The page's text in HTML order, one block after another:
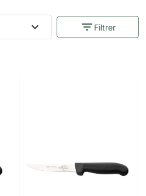
expand_more filter_list Filtrer